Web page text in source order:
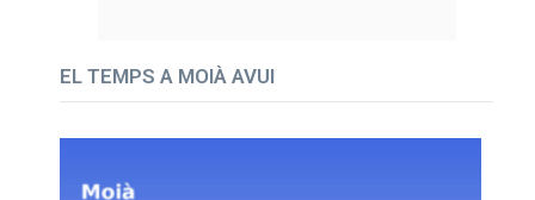
EL TEMPS A MOIÀ AVUI